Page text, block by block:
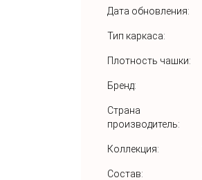
Дата обновления:
Тип каркаса:
Плотность чашки:
Бренд:
Страна
производитель:
Коллекция:
Состав: